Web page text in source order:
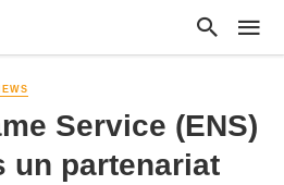
Service (ENS)
un partenariat